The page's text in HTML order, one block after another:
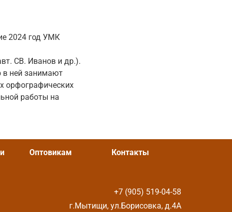
2024 год УМК
СВ. Иванов и др.).
в ней занимают
орфографических
работы на
Оптовикам Контакты
+7 (905) 519-04-58
г.Мытищи, ул.Борисовка, д.4А